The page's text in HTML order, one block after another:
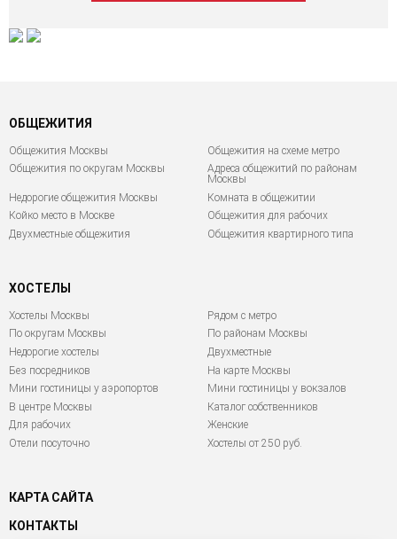
ОБЩЕЖИТИЯ
Общежития Москвы
Общежития на схеме метро
Общежития по округам Москвы
Адреса общежитий по районам
Москвы
Недорогие общежития Москвы
Комната в общежитии
Койко место в Москве
Общежития для рабочих
Двухместные общежития
Общежития квартирного типа
ХОСТЕЛЫ
Хостелы Москвы
По округам Москвы
Недорогие хостелы
Без посредников
Мини гостиницы у аэропортов
В центре Москвы
Для рабочих
Отели посуточно
Рядом с метро
По районам Москвы
Двухместные
На карте Москвы
Мини гостиницы у вокзалов
Каталог собственников
Женские
Хостелы от 250 руб.
КАРТА САЙТА
КОНТАКТЫ